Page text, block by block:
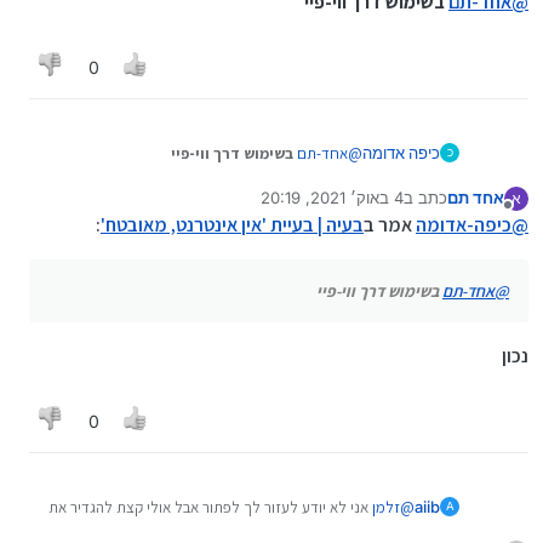
0
כ כיפה אדומה@אחד-תם בשימוש דרך ווי-פיי
א אחד תםכתב ב4 באוק׳ 2021, 20:19
נערך לאחרונה על ידי
@כיפה-אדומהאמר בבעיה | בעיית 'אין אינטרנט, מאובטח':
@אחד-תם בשימוש דרך ווי-פיי
נכון
0
A
aiib
@זלמןאני לא יודע לעזור לך לפתור אבל אולי קצת להגדיר את